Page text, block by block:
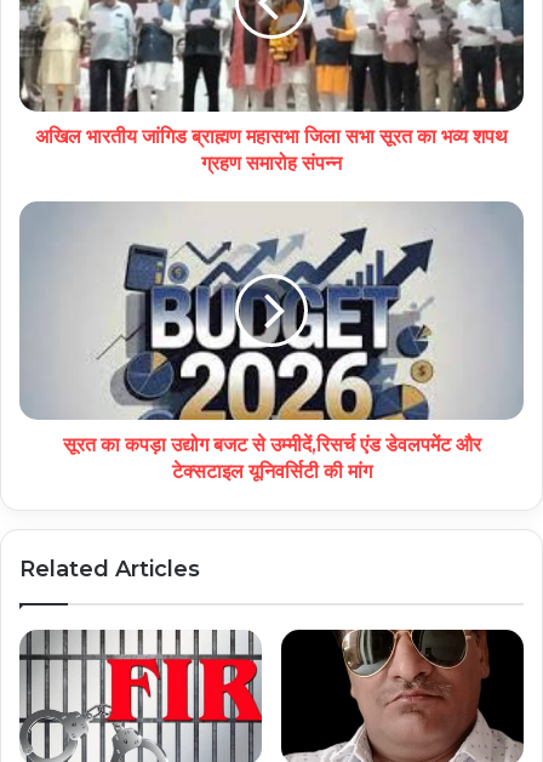
अखिल भारतीय जांगिड ब्राह्मण महासभा जिला सभा सूरत का भव्य शपथ
ग्रहण समारोह संपन्न
सूरत का कपड़ा उद्योग बजट से उम्मीदें,रिसर्च एंड डेवलपमेंट और
टेक्सटाइल यूनिवर्सिटी की मांग
Related Articles